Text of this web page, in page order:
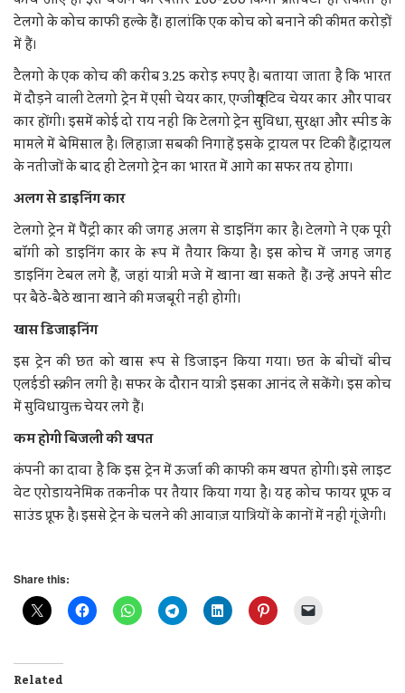
टेलगो के कोच काफी हल्के हैं। हालांकि एक कोच को बनाने की कीमत करोड़ों
में हैं।
टैलगो के एक कोच की करीब 3.25 करोड़ रुपए है। बताया जाता है कि भारत
में दौड़ने वाली टेलगो ट्रेन में एसी चेयर कार, एग्जीक्यूटिव चेयर कार और पावर
कार होंगी। इसमें कोई दो राय नहीं कि टेलगो ट्रेन सुविधा, सुरक्षा और स्पीड के
मामले में बेमिसाल है। लिहाज़ा सबकी निगाहें इसके ट्रायल पर टिकी हैं।ट्रायल
के नतीजों के बाद ही टेलगो ट्रेन का भारत में आगे का सफर तय होगा।
अलग से डाइनिंग कार
टेलगो ट्रेन में पैंट्री कार की जगह अलग से डाइनिंग कार है। टेलगो ने एक पूरी
बॉगी को डाइनिंग कार के रूप में तैयार किया है। इस कोच में जगह जगह
डाइनिंग टेबल लगे हैं, जहां यात्री मजे में खाना खा सकते हैं। उन्हें अपने सीट
पर बैठे-बैठे खाना खाने की मजबूरी नहीं होगी।
खास डिजाइनिंग
इस ट्रेन की छत को खास रूप से डिजाइन किया गया। छत के बीचों बीच
एलईडी स्क्रीन लगी है। सफर के दौरान यात्री इसका आनंद ले सकेंगे। इस कोच
में सुविधायुक्त चेयर लगे हैं।
कम होगी बिजली की खपत
कंपनी का दावा है कि इस ट्रेन में ऊर्जा की काफी कम खपत होगी। इसे लाइट
वेट एरोडायनेमिक तकनीक पर तैयार किया गया है। यह कोच फायर प्रूफ व
साउंड प्रूफ है। इससे ट्रेन के चलने की आवाज़ यात्रियों के कानों में नहीं गूंजेगी।
Share this:
Related